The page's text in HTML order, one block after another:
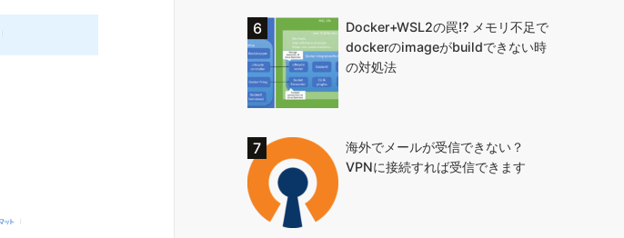
Docker+WSL2の罠!? メモリ不足で
dockerのimageがbuildできない時
の対処法
海外でメールが受信できない？
VPNに接続すれば受信できます